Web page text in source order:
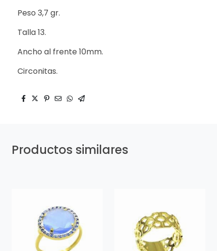
Peso 3,7 gr.
Talla 13.
Ancho al frente 10mm.
Circonitas.
Productos similares